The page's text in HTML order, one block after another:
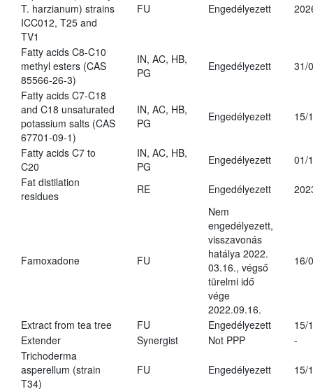
T. harzianum) strains
ICC012, T25 and
TV1
FU Engedélyezett
Fatty acids C8-C10
methyl esters (CAS
85566-26-3)
IN, AC, HB,
PG
Engedélyezett 31/
Fatty acids C7-C18
and C18 unsaturated
potassium salts (CAS
67701-09-1)
IN, AC, HB,
PG
Engedélyezett 15/
Fatty acids C7 to
C20
IN, AC, HB,
PG
Engedélyezett
01/
Fat distilation
residues
RE Engedélyezett
Famoxadone FU
Nem
engedélyezett,
visszavonás
hatálya 2022.
03.16., végső
türelmi idő
vége
2022.09.16.
16/
Extract from tea tree FU Engedélyezett
15/
Extender
Synergist Not PPP
-
Trichoderma
asperellum (strain
T34)
FU Engedélyezett 15/